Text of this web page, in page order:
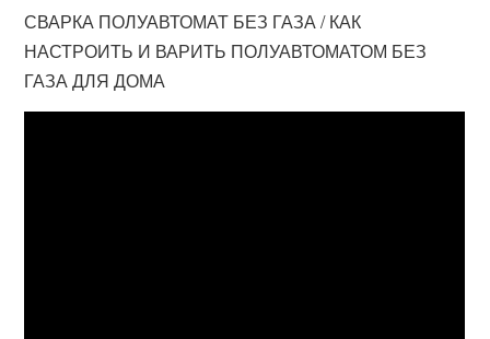
СВАРКА ПОЛУАВТОМАТ БЕЗ ГАЗА / КАК
НАСТРОИТЬ И ВАРИТЬ ПОЛУАВТОМАТОМ БЕЗ
ГАЗА ДЛЯ ДОМА